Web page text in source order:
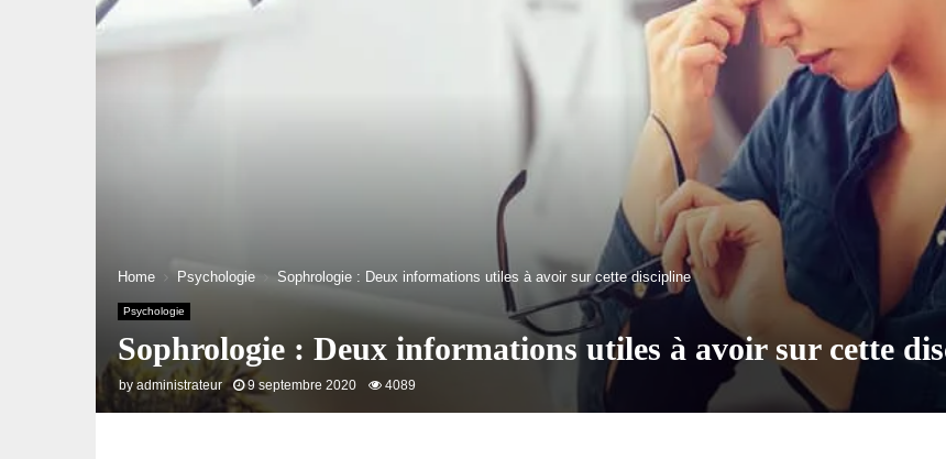
Home Psychologie Sophrologie : Deux informations utiles à avoir sur cette discipline
Psychologie
Sophrologie : Deux informations utiles à avoir sur cette
by administrateur 9 septembre 2020 4089